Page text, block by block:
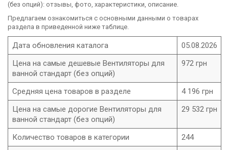
(без опций): отзывы, фото, характеристики, описание.
Предлагаем ознакомиться с основными данными о товарах
раздела в приведенной ниже таблице.
Дата обновления каталога
05.08.2026
Цена на самые дешевые Вентиляторы для
ванной стандарт (без опций)
972 грн
Средняя цена товаров в разделе
4 196 грн
Цена на самые дорогие Вентиляторы для
ванной стандарт (без опций)
29 532 грн
Количество товаров в категории
244